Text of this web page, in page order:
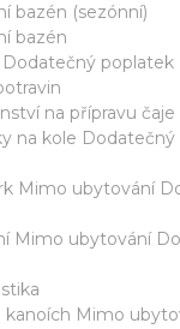
bazén (sezónní)
bazén
Dodatečný poplatek
na přípravu čaje
na kole
Mimo ubytování
Mimo ubytování
kanoích Mimo